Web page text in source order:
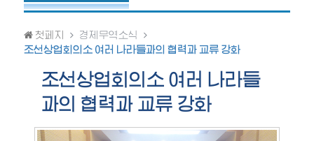
첫페지
경제무역소식
조선상업회의소 여러 나라들과의 협력과 교류 강화
조선상업회의소 여러 나라들
과의 협력과 교류 강화